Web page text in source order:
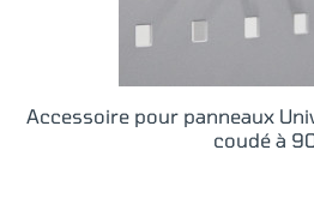
Accessoire pour panneaux Uniworks
coudé à